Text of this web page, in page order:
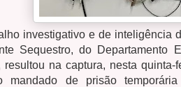
investigativo e de inteligência
Sequestro, do Departamento
resultou na captura, nesta
mandado de prisão